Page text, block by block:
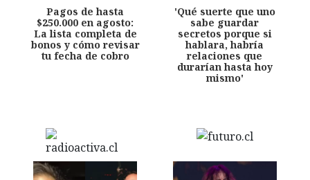
Pagos de hasta
$250.000 en agosto:
La lista completa de
bonos y cómo revisar
tu fecha de cobro
'Qué suerte que uno
sabe guardar
secretos porque si
hablara, habría
relaciones que
durarían hasta hoy
mismo'